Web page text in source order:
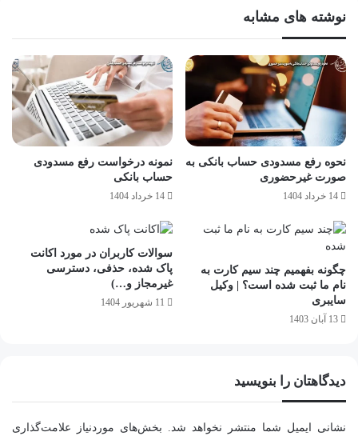
نوشته های مشابه
نحوه رفع مسدودی حساب بانکی به
صورت غیرحضوری
14 خرداد 1404
نمونه درخواست رفع مسدودی
حساب بانکی
14 خرداد 1404
چگونه بفهمیم چند سیم کارت به
نام ما ثبت شده است؟ | وکیل
سایبری
13 آبان 1403
سوالات کاربران در مورد اکانت
پاک شده، حذفی، دسترسی
غیرمجاز و…)
11 شهریور 1404
دیدگاهتان را بنویسید
نشانی ایمیل شما منتشر نخواهد شد.
بخش‌های موردنیاز علامت‌گذاری